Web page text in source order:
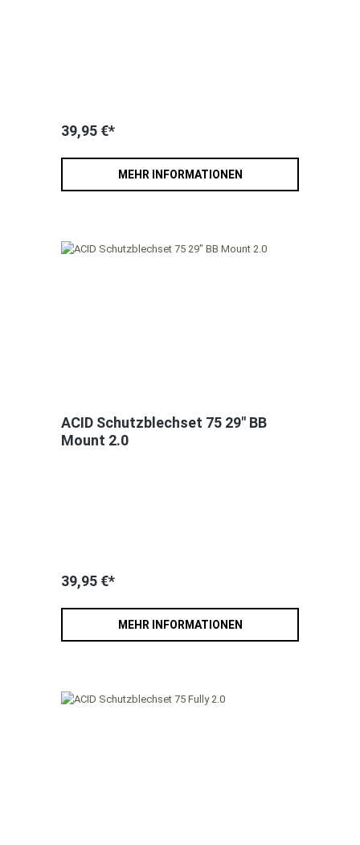
39,95 €*
MEHR INFORMATIONEN
ACID Schutzblechset 75 29" BB
Mount 2.0
39,95 €*
MEHR INFORMATIONEN